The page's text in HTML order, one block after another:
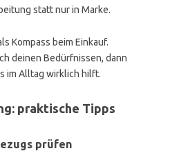
statt nur in Marke.
Kompass beim Einkauf.
deinen Bedürfnissen, dann
im Alltag wirklich hilft.
praktische Tipps
prüfen